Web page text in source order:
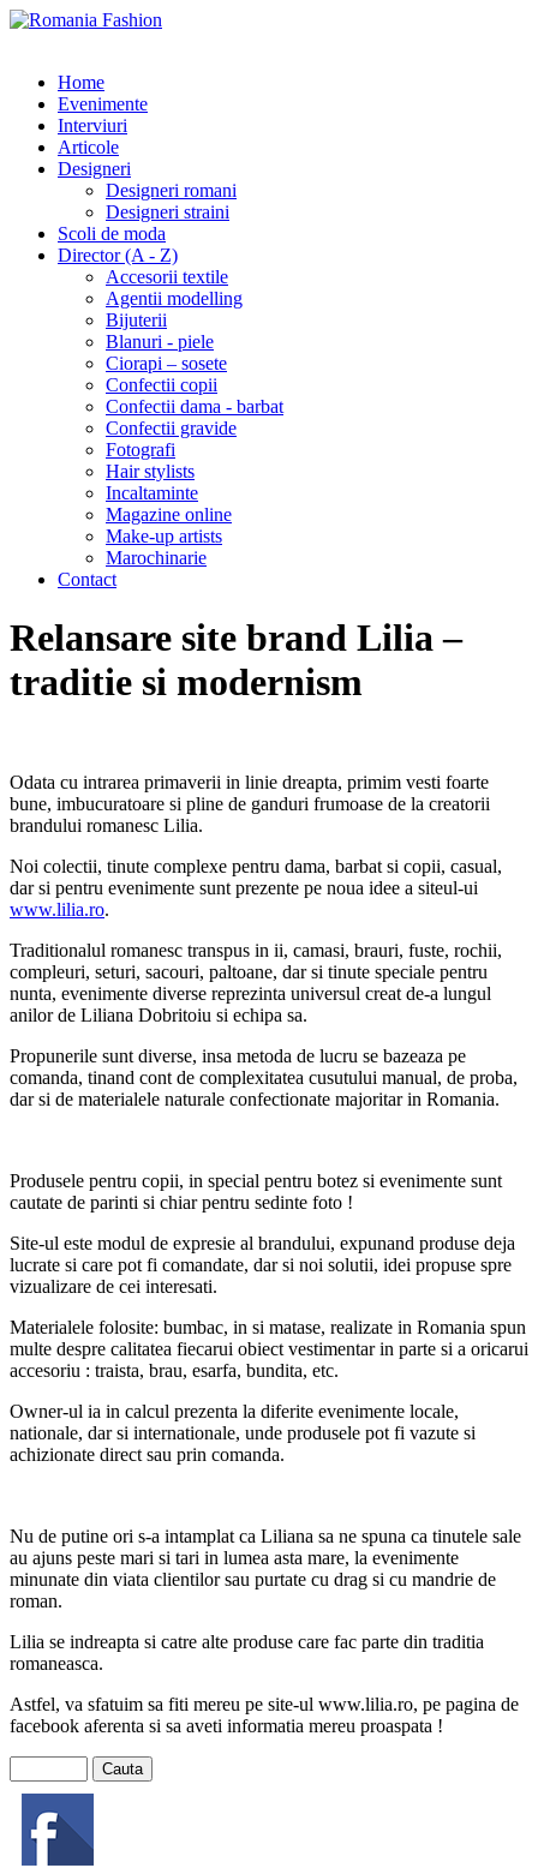
Home
Evenimente
Interviuri
Articole
Designeri
Designeri romani
Designeri straini
Scoli de moda
Director (A - Z)
Accesorii textile
Agentii modelling
Bijuterii
Blanuri - piele
Ciorapi – sosete
Confectii copii
Confectii dama - barbat
Confectii gravide
Fotografi
Hair stylists
Incaltaminte
Magazine online
Make-up artists
Marochinarie
Contact
Relansare site brand Lilia –
traditie si modernism
Odata cu intrarea primaverii in linie dreapta, primim vesti foarte
bune, imbucuratoare si pline de ganduri frumoase de la creatorii
brandului romanesc Lilia.
Noi colectii, tinute complexe pentru dama, barbat si copii, casual,
dar si pentru evenimente sunt prezente pe noua idee a siteul-ui
www.lilia.ro.
Traditionalul romanesc transpus in ii, camasi, brauri, fuste, rochii,
compleuri, seturi, sacouri, paltoane, dar si tinute speciale pentru
nunta, evenimente diverse reprezinta universul creat de-a lungul
anilor de Liliana Dobritoiu si echipa sa.
Propunerile sunt diverse, insa metoda de lucru se bazeaza pe
comanda, tinand cont de complexitatea cusutului manual, de proba,
dar si de materialele naturale confectionate majoritar in Romania.
Produsele pentru copii, in special pentru botez si evenimente sunt
cautate de parinti si chiar pentru sedinte foto !
Site-ul este modul de expresie al brandului, expunand produse deja
lucrate si care pot fi comandate, dar si noi solutii, idei propuse spre
vizualizare de cei interesati.
Materialele folosite: bumbac, in si matase, realizate in Romania spun
multe despre calitatea fiecarui obiect vestimentar in parte si a oricarui
accesoriu : traista, brau, esarfa, bundita, etc.
Owner-ul ia in calcul prezenta la diferite evenimente locale,
nationale, dar si internationale, unde produsele pot fi vazute si
achizionate direct sau prin comanda.
Nu de putine ori s-a intamplat ca Liliana sa ne spuna ca tinutele sale
au ajuns peste mari si tari in lumea asta mare, la evenimente
minunate din viata clientilor sau purtate cu drag si cu mandrie de
roman.
Lilia se indreapta si catre alte produse care fac parte din traditia
romaneasca.
Astfel, va sfatuim sa fiti mereu pe site-ul www.lilia.ro, pe pagina de
facebook aferenta si sa aveti informatia mereu proaspata !